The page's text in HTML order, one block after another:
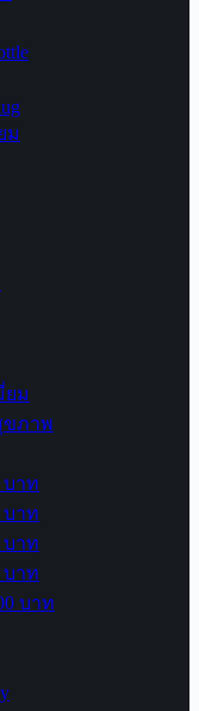
ม
ยม
ขภาพ
บาท
บาท
บาท
บาท
บาท